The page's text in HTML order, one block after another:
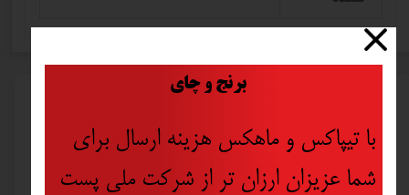
برنج و چای
با تیپاکس و ماهکس هزینه ارسال برای
شما عزیزان ارزان تر از شرکت ملی پست